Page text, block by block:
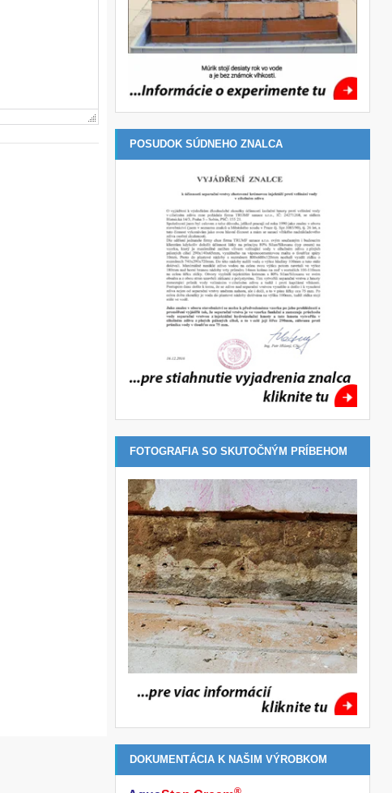
POSUDOK SÚDNEHO ZNALCA
FOTOGRAFIA SO SKUTOČNÝM PRÍBEHOM
DOKUMENTÁCIA K NAŠIM VÝROBKOM